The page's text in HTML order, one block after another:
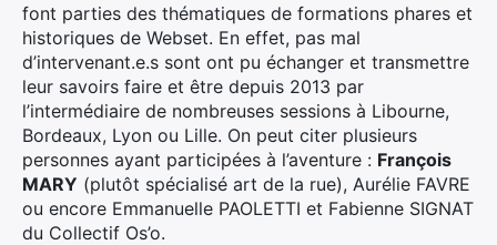
font parties des thématiques de formations phares et
historiques de Webset. En effet, pas mal
d’intervenant.e.s sont ont pu échanger et transmettre
leur savoirs faire et être depuis 2013 par
l’intermédiaire de nombreuses sessions à Libourne,
Bordeaux, Lyon ou Lille. On peut citer plusieurs
personnes ayant participées à l’aventure : François
MARY (plutôt spécialisé art de la rue), Aurélie FAVRE
ou encore Emmanuelle PAOLETTI et Fabienne SIGNAT
du Collectif Os’o.